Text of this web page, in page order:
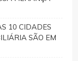
10 CIDADES
SÃO EM